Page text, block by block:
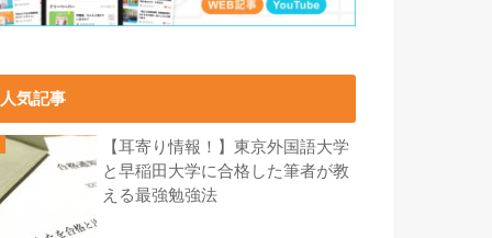
人気記事
【耳寄り情報！】東京外国語大学
と早稲田大学に合格した筆者が教
える最強勉強法